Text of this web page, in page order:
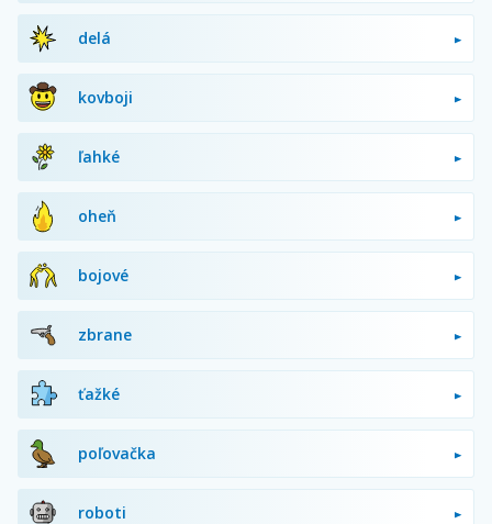
delá
kovboji
ľahké
oheň
bojové
zbrane
ťažké
poľovačka
roboti